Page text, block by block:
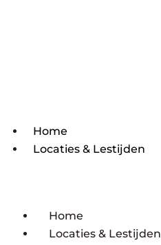
Home
Locaties & Lestijden
Home
Locaties & Lestijden